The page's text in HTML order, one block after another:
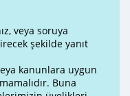
veya soruya
şekilde yanıt
kanunlara uygun
Buna